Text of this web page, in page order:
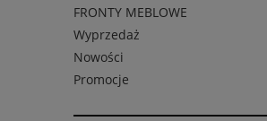
FRONTY MEBLOWE
Wyprzedaż
Nowości
Promocje